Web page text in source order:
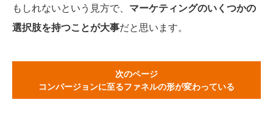
もしれないという見方で、 マーケティングのいくつかの
選択肢を持つことが大事だと思います。
次のページ
コンバージョンに至るファネルの形が変わっている